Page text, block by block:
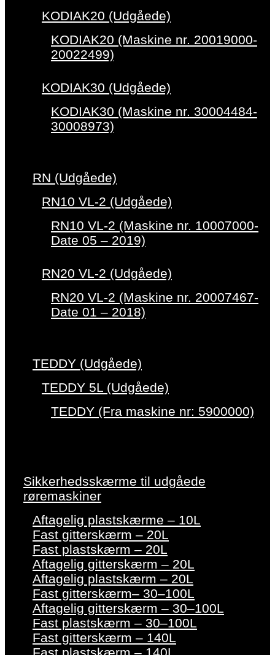
KODIAK20 (Udgåede)
KODIAK20 (Maskine nr. 20019000-
20022499)
KODIAK30 (Udgåede)
KODIAK30 (Maskine nr. 30004484-
30008973)
RN (Udgåede)
RN10 VL-2 (Udgåede)
RN10 VL-2 (Maskine nr. 10007000-
Date 05 – 2019)
RN20 VL-2 (Udgåede)
RN20 VL-2 (Maskine nr. 20007467-
Date 01 – 2018)
TEDDY (Udgåede)
TEDDY 5L (Udgåede)
TEDDY (Fra maskine nr: 5900000)
Sikkerhedsskærme til udgåede
røremaskiner
Aftagelig plastskærme – 10L
Fast gitterskærm – 20L
Fast plastskærm – 20L
Aftagelig gitterskærm – 20L
Aftagelig plastskærm – 20L
Fast gitterskærm– 30–100L
Aftagelig gitterskærm – 30–100L
Fast plastskærm – 30–100L
Fast gitterskærm – 140L